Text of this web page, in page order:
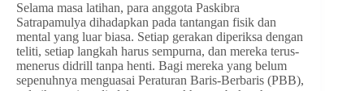
Selama masa latihan, para anggota Paskibra
Satrapamulya dihadapkan pada tantangan fisik dan
mental yang luar biasa. Setiap gerakan diperiksa dengan
teliti, setiap langkah harus sempurna, dan mereka terus-
menerus didrill tanpa henti. Bagi mereka yang belum
sepenuhnya menguasai Peraturan Baris-Berbaris (PBB),